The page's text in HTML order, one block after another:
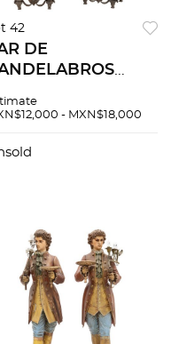
42
DE
patinado
jarrones con
- MXN$18,000